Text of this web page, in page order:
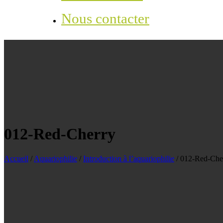
Nous contacter
012-Red-Cherry
Accueil / Aquariophilie / Introduction à l’aquariophilie / 012-Red-